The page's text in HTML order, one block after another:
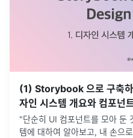
(1) Storybook 으로 구축
자인 시스템 개요와 컴포넌
"단순히 UI 컴포넌트를 모아 둔
템에 대하여 알아보고, 내 손으